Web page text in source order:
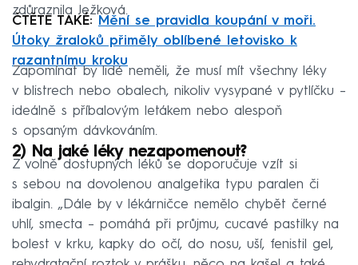
zdůraznila Ježková.
ČTĚTE TAKÉ:
Mění se pravidla koupání v moři.
Útoky žraloků přiměly oblíbené letovisko k
razantnímu kroku
Zapomínat by lidé neměli, že musí mít všechny léky
v blistrech nebo obalech, nikoliv vysypané v pytlíčku –
ideálně s příbalovým letákem nebo alespoň
s opsaným dávkováním.
2) Na jaké léky nezapomenout?
Z volně dostupných léků se doporučuje vzít si
s sebou na dovolenou analgetika typu paralen či
ibalgin. „Dále by v lékárničce nemělo chybět černé
uhlí, smecta – pomáhá při průjmu, cucavé pastilky na
bolest v krku, kapky do očí, do nosu, uší, fenistil gel,